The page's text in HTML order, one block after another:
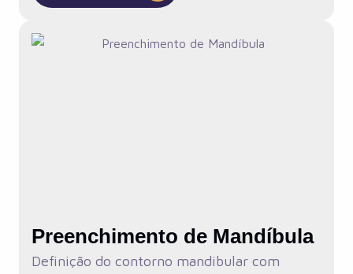
Preenchimento de Mandíbula
Definição do contorno mandibular com